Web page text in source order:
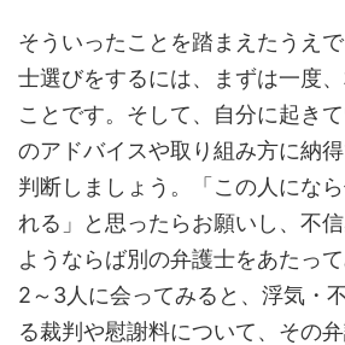
そういったことを踏まえたうえ
士選びをするには、まずは一度
ことです。そして、自分に起き
のアドバイスや取り組み方に納
判断しましょう。「この人にな
れる」と思ったらお願いし、不
ようならば別の弁護士をあたって
2～3人に会ってみると、浮気・
る裁判や慰謝料について、その